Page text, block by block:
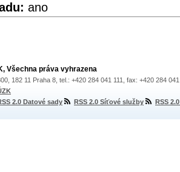
ano
Všechna práva vyhrazena
182 11 Praha 8, tel.: +420 284 041 111, fax: +420 284
2.0 Datové sady RSS 2.0 Síťové služby RSS